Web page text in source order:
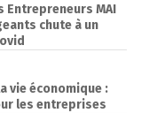
Entrepreneurs MAI
chute à un
vie économique :
les entreprises